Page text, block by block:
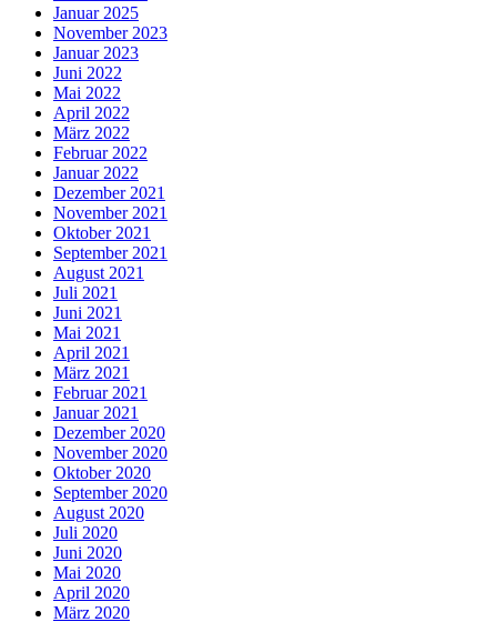
Januar 2025
November 2023
Januar 2023
Juni 2022
Mai 2022
April 2022
März 2022
Februar 2022
Januar 2022
Dezember 2021
November 2021
Oktober 2021
September 2021
August 2021
Juli 2021
Juni 2021
Mai 2021
April 2021
März 2021
Februar 2021
Januar 2021
Dezember 2020
November 2020
Oktober 2020
September 2020
August 2020
Juli 2020
Juni 2020
Mai 2020
April 2020
März 2020